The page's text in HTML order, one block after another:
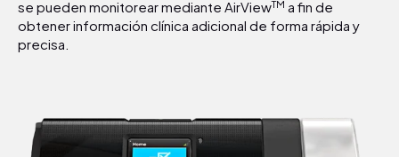
se pueden monitorear mediante AirViewTM a fin de
obtener información clínica adicional de forma rápida y
precisa.